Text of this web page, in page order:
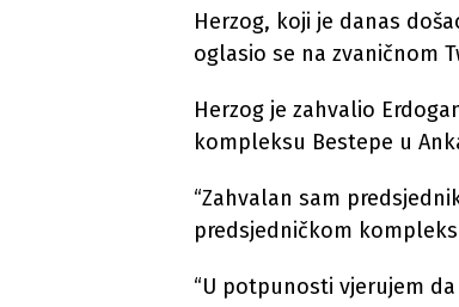
Herzog, koji je danas
oglasio se na zvaničnom
Herzog je zahvalio
kompleksu Bestepe u
“Zahvalan sam
predsjedničkom
“U potpunosti vjerujem